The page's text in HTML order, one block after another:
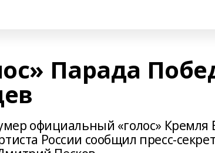
Парада
официальный «голос»
России сообщил пресс-